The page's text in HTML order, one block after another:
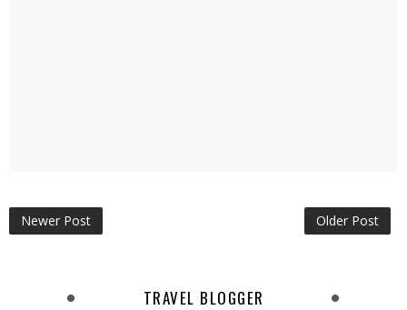
Newer Post Older Post
TRAVEL BLOGGER